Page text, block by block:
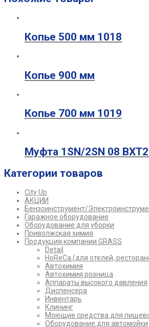
Копье 500 мм 1018
Копье 900 мм
Копье 700 мм 1019
Муфта 1SN/2SN 08
Категории товаров
City Up
АКЦИИ
Бензоинструмент/
Гаражное оборудование
Оборудование для уборки
Приволжская химия
Продукция компании GRASS
Detail
HoReCa (для отелей,
Автохимия
Автохимия розница
Аппараты высокого давления
Диспенсера
Инвентарь
Клининг
Моющие средства для
Оборудование для автомойки